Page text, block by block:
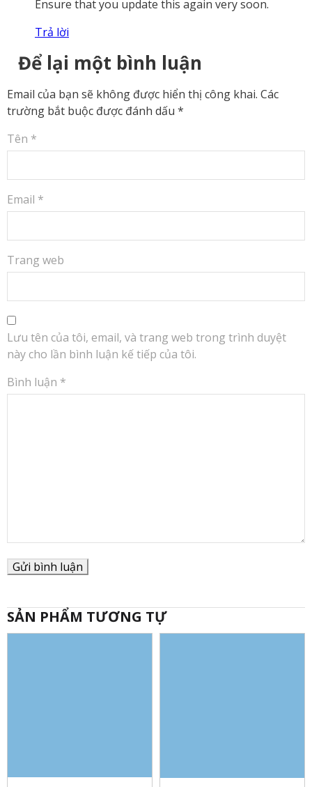
Ensure that you update this again very soon.
Trả lời
Để lại một bình luận
Email của bạn sẽ không được hiển thị công khai. Các
trường bắt buộc được đánh dấu *
Tên *
Email *
Trang web
Lưu tên của tôi, email, và trang web trong trình duyệt
này cho lần bình luận kế tiếp của tôi.
Bình luận *
SẢN PHẨM TƯƠNG TỰ